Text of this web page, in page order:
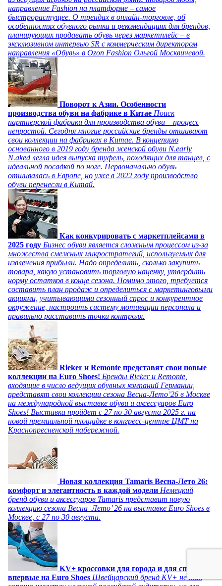
направление Fashion на платформе – самое
быстрорастущее. О трендах в онлайн-торговле, об
особенностях обувного рынка и рекомендациях для брендов,
планирующих продавать обувь через маркетплейс – в
эксклюзивном интервью SR с коммерческим директором
направления «Обувь» в Ozon Fashion Ольгой Москвичевой.
Поворот к Азии. Особенности
производства обуви на фабрике в Китае Поиск
партнерской фабрики для производства обуви – процесс
непростой. Сегодня многие российские бренды отшивают
свои коллекции на фабриках в Китае. В концепцию
основанного в 2019 году бренда женской обуви N.early
N.aked легла идея выпуска туфель, походящих для танцев, с
идеальной посадкой по ноге. Первоначально обувь
отшивалась в Европе, но уже в 2022 году производство
обуви перенесли в Китай.
Как конкурировать с маркетплейсами в
2025 году Бизнес обуви является сложным процессом из-за
множества смежных микростратегий, используемых для
извлечения прибыли. Надо определить, сколько закупить
товара, какую установить торговую наценку, утвердить
норму остатков в конце сезона. Помимо этого, требуется
составить план продаж и определиться с маркетинговыми
акциями, учитывающими сезонный спрос и конкурентное
окружение, настроить систему мотивации персонала и
правильно расставить точки контроля.
Rieker и Remonte представят свои новые
коллекции на Euro Shoes! Бренды Rieker и Remonte,
входящие в число ведущих обувных компаний Германии,
представят свои коллекции сезона Весна-Лето’26 в Москве
на международной выставке обуви и аксессуаров Euro
Shoes! Выставка пройдет c 27 по 30 августа 2025 г. на
новой премиальной площадке в конгресс-центре ЦМТ на
Краснопресненской набережной.
Новая коллекция Tamaris Весна-Лето 26:
комфорт и элегантность в каждой модели Немецкий
бренд обуви и аксессуаров Tamaris представит новую
коллекцию сезона Весна–Лето’ 26 на выставке Euro Shoes в
Москве, с 27 по 30 августа.
KV+ кроссовки для города и для спорта
впервые на Euro Shoes Швейцарский бренд KV+ не так